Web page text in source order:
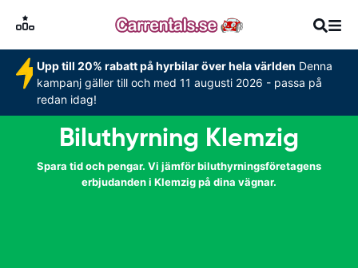
Upp till 20% rabatt på hyrbilar över hela världen Denna
kampanj gäller till och med 11 augusti 2026 - passa på
redan idag!
Biluthyrning Klemzig
Spara tid och pengar. Vi jämför biluthyrningsföretagens
erbjudanden i Klemzig på dina vägnar.